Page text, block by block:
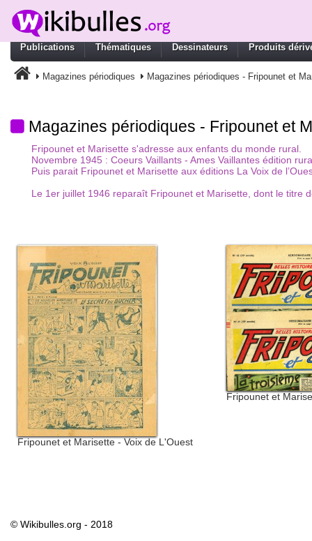
Publications Thématiques Dessinateurs Produits
Magazines périodiques Magazines périodiques - Fripounet et
Magazines périodiques - Fripounet et
Fripounet et Marisette s'adresse aux enfants du monde rural.
Novembre 1945 : Coeurs Vaillants - Ames Vaillantes édition
Puis parait Fripounet et Marisette aux éditions La Voix de
Le 1er juillet 1946 reparaît Fripounet et Marisette, dont le titre
Fripounet et Marisette - Voix de L'Ouest
Fripounet et
© Wikibulles.org - 2018